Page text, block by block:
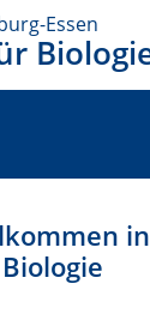
Essen